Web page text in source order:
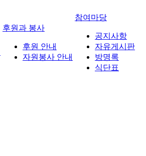
후원과 봉사
후원 안내
자원봉사 안내
참여마당
공지사항
자유게시판
방명록
식단표